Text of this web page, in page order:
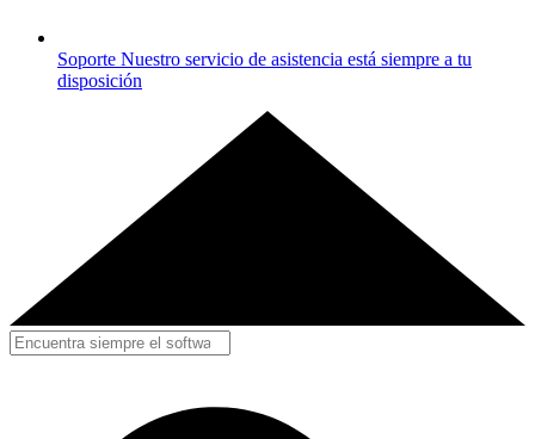
Soporte Nuestro servicio de asistencia está siempre a tu
disposición